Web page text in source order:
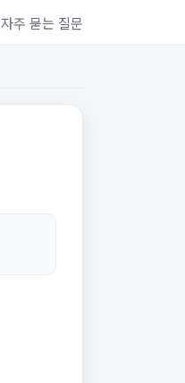
자주 묻는 질문